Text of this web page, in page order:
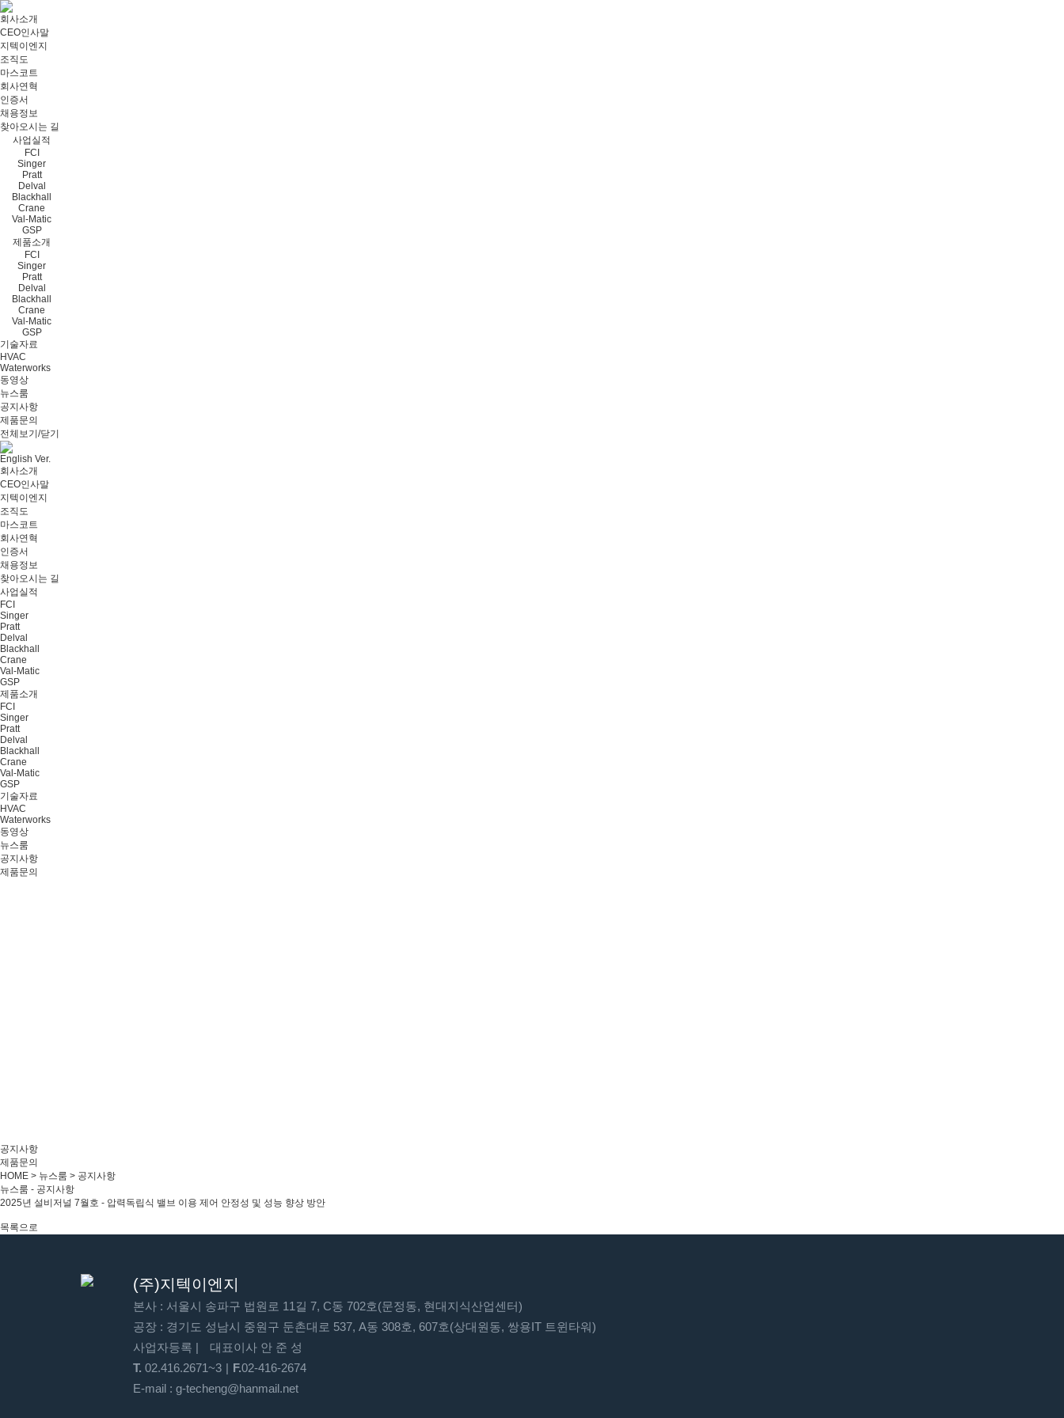
회사소개
CEO인사말
지텍이엔지
조직도
마스코트
회사연혁
인증서
채용정보
찾아오시는 길
사업실적
FCI
Singer
Pratt
Delval
Blackhall
Crane
Val-Matic
GSP
제품소개
FCI
Singer
Pratt
Delval
Blackhall
Crane
Val-Matic
GSP
기술자료
HVAC
Waterworks
동영상
뉴스룸
공지사항
제품문의
전체보기/닫기
English Ver.
회사소개
CEO인사말
지텍이엔지
조직도
마스코트
회사연혁
인증서
채용정보
찾아오시는 길
사업실적
FCI
Singer
Pratt
Delval
Blackhall
Crane
Val-Matic
GSP
제품소개
FCI
Singer
Pratt
Delval
Blackhall
Crane
Val-Matic
GSP
기술자료
HVAC
Waterworks
동영상
뉴스룸
공지사항
제품문의
공지사항
제품문의
HOME > 뉴스룸 > 공지사항
뉴스룸 - 공지사항
2025년 설비저널 7월호 - 압력독립식 밸브 이용 제어 안정성 및 성능 향상 방안
목록으로
(주)지텍이엔지
본사 : 서울시 송파구 법원로 11길 7, C동 702호(문정동, 현대지식산업센터)
공장 : 경기도 성남시 중원구 둔촌대로 537, A동 308호, 607호(상대원동, 쌍용IT 트윈타워)
사업자등록
대표이사 안 준 성
T. 02.416.2671~3 F.02-416-2674
E-mail : g-techeng@hanmail.net